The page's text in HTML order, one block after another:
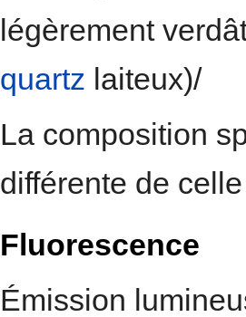
légèrement
quartz laiteux)/
La composition
différente de
Fluorescence
Émission